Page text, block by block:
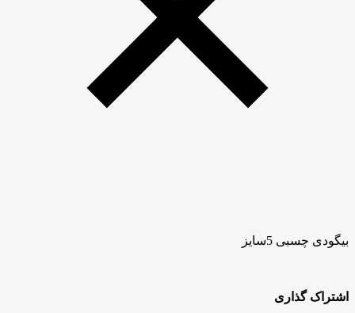
بیگودی چسبی 5سایز
اشتراک گذاری